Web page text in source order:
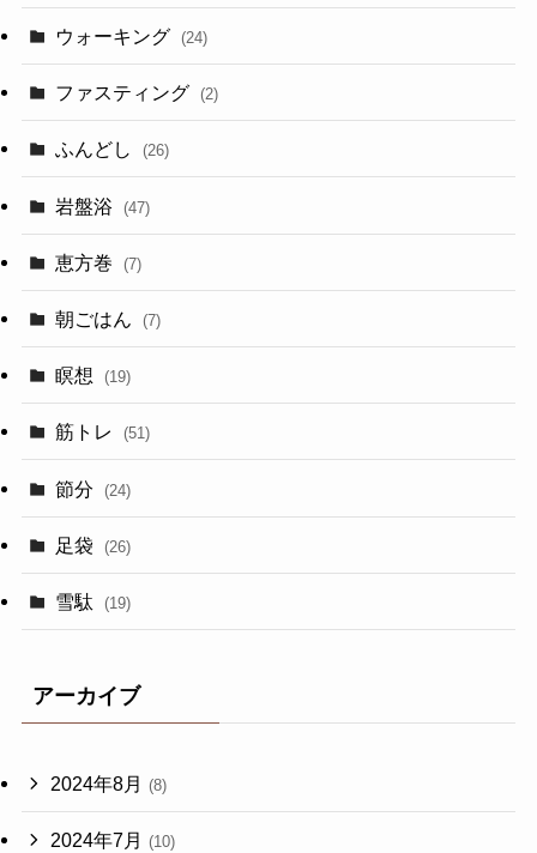
ウォーキング (24)
ファスティング (2)
ふんどし (26)
岩盤浴 (47)
恵方巻 (7)
朝ごはん (7)
瞑想 (19)
筋トレ (51)
節分 (24)
足袋 (26)
雪駄 (19)
アーカイブ
2024年8月 (8)
2024年7月 (10)